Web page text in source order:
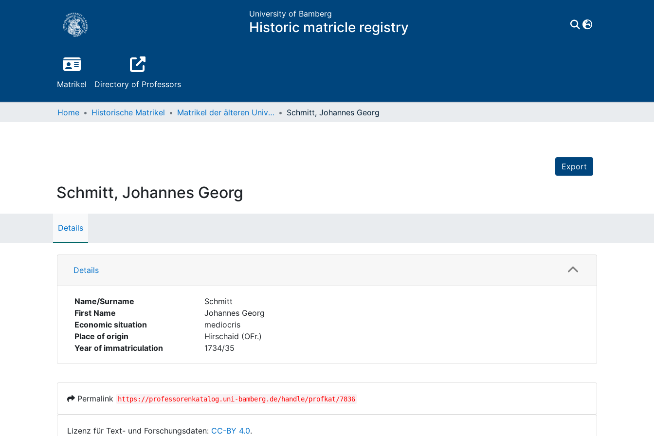
University of Bamberg
Historic matricle registry
Matrikel Directory of Professors
Home Historische Matrikel Matrikel der älteren Universität Schmitt, Johannes Georg
Export
Schmitt, Johannes Georg
Details
Details
Name/Surname
Schmitt
First Name
Johannes Georg
Economic situation
mediocris
Place of origin
Hirschaid (OFr.)
Year of immatriculation
1734/35
Permalink https://professorenkatalog.uni-bamberg.de/handle/profkat/7836
Lizenz für Text- und Forschungsdaten: CC-BY 4.0.